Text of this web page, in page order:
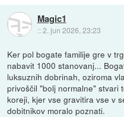
Magic1
::2. jun 2026, 23:23
Ker pol bogate familije gre v
nabavit 1000 stanovanj...
luksuznih dobrinah, oziroma
privoščil "bolj normalne" stvari
koreji, kjer vse gravitira vse v
dobitnikov moralo poznati.